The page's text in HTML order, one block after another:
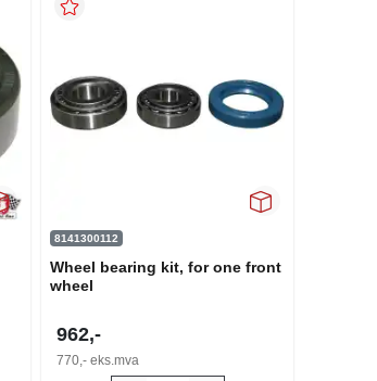
8141300112
Wheel bearing kit, for one front
wheel
962,-
770,- eks.mva